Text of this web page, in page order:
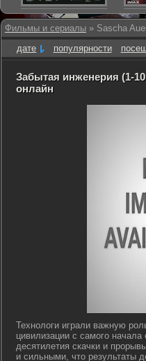
Фильмы и сериалы » Sascha
дате
популярности
Забытая инженерия (1-
онлайн
Технологи играли важную
цивилизации с самого
десятилетия скачки и
и сильными, что результаты